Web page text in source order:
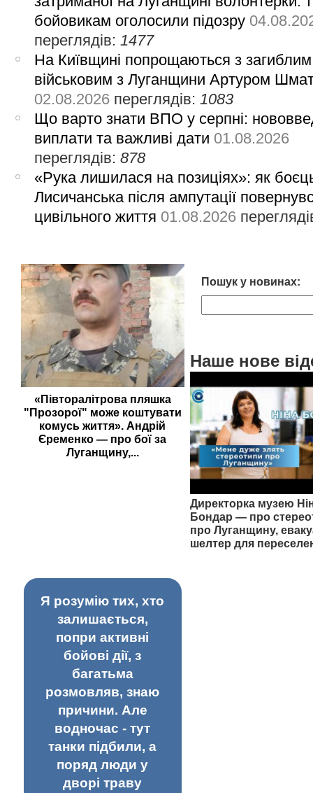
бойовикам оголосили підозру
переглядів:1477
На Київщині попрощаються з загиблим
військовим з Луганщини Артуром
02.08.2026 переглядів:1083
Що варто знати ВПО у серпні:
виплати та важливі дати 01.08.2026
переглядів:878
«Рука лишилася на позиціях»: як
Лисичанська після ампутації
цивільного життя 01.08.2026
«Півторалітрова пляшка
"Прозорої" може коштувати
комусь життя». Андрій
Єременко — про бої за
Луганщину,...
Пошук у новинах:
Наше нове
Директорка музею
Бондар — про
про Луганщину,
шелтер для
Я розумію тих, хто
залишається,
попри активні
бойові дії, з
багатьма
розмовляв, знаю
причини. Але
водночас - тут
танки підбили, а
поряд люди у
дворі траву